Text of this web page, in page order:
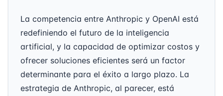
La competencia entre Anthropic y OpenAI está
redefiniendo el futuro de la inteligencia
artificial, y la capacidad de optimizar costos y
ofrecer soluciones eficientes será un factor
determinante para el éxito a largo plazo. La
estrategia de Anthropic, al parecer, está